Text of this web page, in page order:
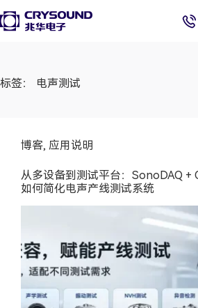
标签： 电声测试
博客, 应用说明
从多设备到测试平台：SonoDAQ +
如何简化电声产线测试系统